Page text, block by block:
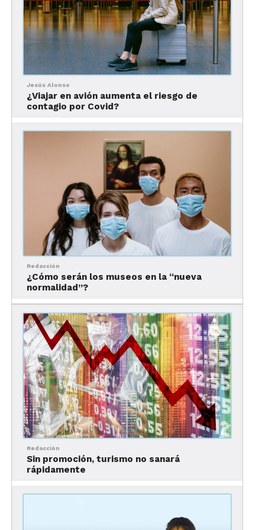
Con esta campaña, PriceTravel busca impulsar el
turismo nacional, el cual se está viendo afectado
por la pandemia global provocada por elCovid-19
Jesús Alonso
¿Viajar en avión aumenta el riesgo de
contagio por Covid?
Redacción
¿Cómo serán los museos en la “nueva
normalidad”?
Redacción
Sin promoción, turismo no sanará
rápidamente